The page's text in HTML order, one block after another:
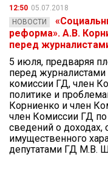
12:50 05.07.2018
НОВОСТИ
реформа». А.В.
перед
5 июля, предваряя
перед
комиссии ГД, член
политике и
Корниенко и член
член Комиссии ГД
сведений о доходах,
имущественного
депутатами ГД М.В.